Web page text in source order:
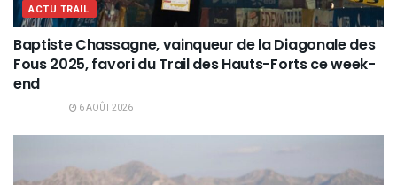
ACTU TRAIL
Baptiste Chassagne, vainqueur de la Diagonale des
Fous 2025, favori du Trail des Hauts-Forts ce week-
end
6 AOÛT 2026